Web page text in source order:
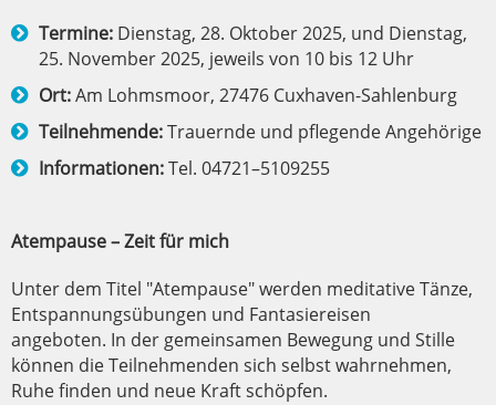
Termine: Dienstag, 28. Oktober 2025, und Dienstag,
25. November 2025, jeweils von 10 bis 12 Uhr
Ort:Am Lohmsmoor, 27476 Cuxhaven-Sahlenburg
Teilnehmende:Trauernde und pflegende Angehörige
Informationen:Tel. 04721–5109255
Atempause – Zeit für mich
Unter dem Titel "Atempause" werden meditative Tänze,
Entspannungsübungen und Fantasiereisen
angeboten. In der gemeinsamen Bewegung und Stille
können die Teilnehmenden sich selbst wahrnehmen,
Ruhe finden und neue Kraft schöpfen.